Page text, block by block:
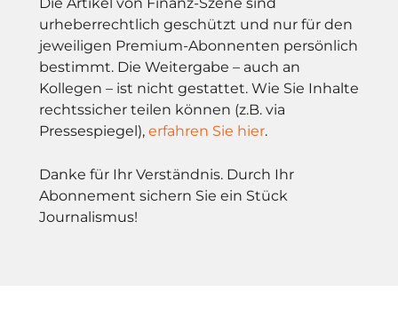
urheberrechtlich geschützt und nur für den
jeweiligen Premium-Abonnenten persönlich
bestimmt. Die Weitergabe – auch an
Kollegen – ist nicht gestattet. Wie Sie Inhalte
rechtssicher teilen können (z.B. via
Pressespiegel), erfahren Sie hier.
Danke für Ihr Verständnis. Durch Ihr
Abonnement sichern Sie ein Stück
Journalismus!